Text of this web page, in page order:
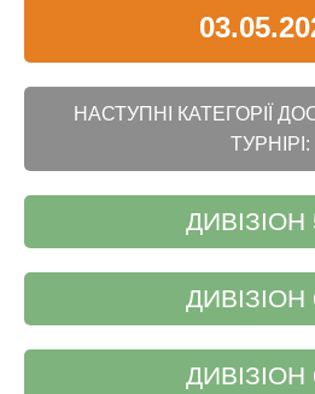
НАСТУПНІ КАТЕГОРІЇ
ТУРНІРІ:
ДИВІЗІОН
ДИВІЗІОН
ДИВІЗІОН